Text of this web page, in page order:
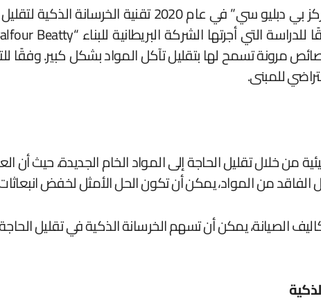
في لندن، استخدم مطورون في مشروع بناء “مركز بي
مرونة تسمح لها بتقليل تآكل المواد بشكل كبير. وفقًا
من خلال تقليل الحاجة إلى المواد الخام الجديدة، حيث أن
الفاقد من المواد، يمكن أن تكون الحل الأمثل لخفض
الصيانة، يمكن أن تسهم الخرسانة الذكية في تقليل